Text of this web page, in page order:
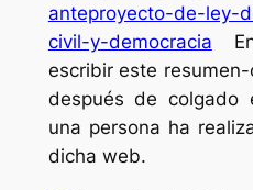
anteproyecto-de-ley-
civil-y-democracia
escribir este
después de colgado
una persona ha
dicha web.